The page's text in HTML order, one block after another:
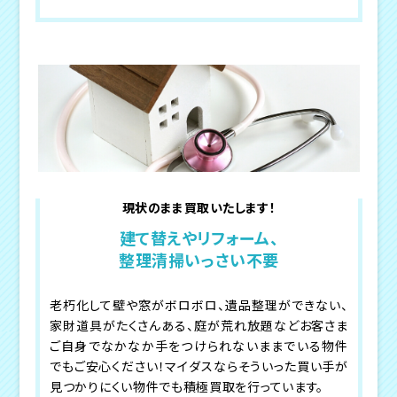
現状のまま買取いたします！
建て替えやリフォーム、
整理清掃いっさい不要
老朽化して壁や窓がボロボロ、遺品整理ができない、
家財道具がたくさんある、庭が荒れ放題などお客さま
ご自身でなかなか手をつけられないままでいる物件
でもご安心ください！マイダスならそういった買い手が
見つかりにくい物件でも積極買取を行っています。